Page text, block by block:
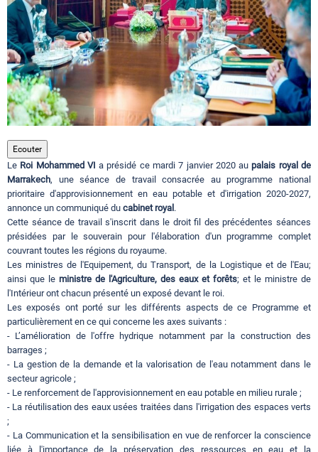
Régions
Hotels
Evenements
Contact
Ecouter
Le Roi Mohammed VI a présidé ce mardi 7 janvier 2020 aupalais royal de
Marrakech, une séance de travail consacrée au programme national
prioritaire d'approvisionnement en eau potable et d'irrigation 2020-2027,
annonce un communiqué du cabinet royal .
Cette séance de travail s'inscrit dans le droit fil des précédentes séances
présidées par le souverain pour l'élaboration d'un programme complet
couvrant toutes les régions du royaume.
Les ministres de l'Equipement, du Transport, de la Logistique et de l'Eau;
ainsi que le ministre de l'Agriculture, des eaux et forêts; et le ministre de
l'Intérieur ont chacun présenté un exposé devant le roi.
Les exposés ont porté sur les différents aspects de ce Programme et
particulièrement en ce qui concerne les axes suivants :
- L’amélioration de l'offre hydrique notamment par la construction des
barrages ;
- La gestion de la demande et la valorisation de l'eau notamment dans le
secteur agricole ;
- Le renforcement de l'approvisionnement en eau potable en milieu rurale ;
- La réutilisation des eaux usées traitées dans l'irrigation des espaces verts
;
- La Communication et la sensibilisation en vue de renforcer la conscience
liée à l'importance de la préservation des ressources en eau et la